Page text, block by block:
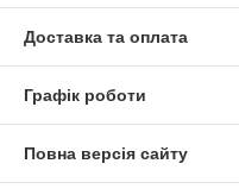
Доставка та оплата
Графік роботи
Повна версія сайту